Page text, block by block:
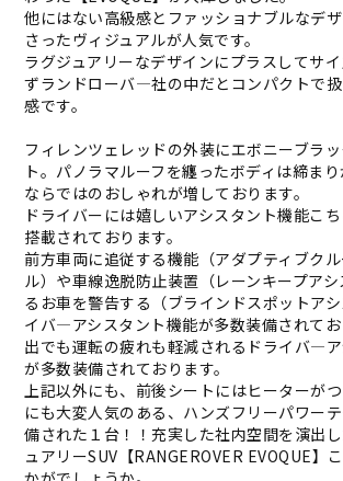
他にはない高級感とファッショナブルなデ
さったヴィジュアルが人気です。
ラグジュアリーなデザインにプラスしてサ
ずランドローバ―社の中だとコンパクトで
感です。
フィレンツェレッドの外装にエボニーブラ
ト。パノラマルーフを纏ったボディは締ま
ならではのおしゃれが増しております。
ドライバーには嬉しいアシスタント機能こ
搭載されております。
前方車両に追従する機能（アダプティブク
ル）や車線逸脱防止装置（レーンキープア
るお車を警告する（ブラインドスポットア
イバ―アシスタント機能が多数装備されて
出でも運転の疲れも軽減されるドライバ―
が多数装備されております。
上記以外にも、前後シートにはヒーターが
にも大変人気のある、ハンズフリーパワー
備された１台！！充実した社内空間を演出
ュアリーSUV【RANGEROVER EVOQUE】